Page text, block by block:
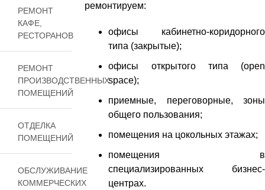
ремонтируем:
офисы кабинетно-коридорного
типа (закрытые);
офисы открытого типа (open
space);
приемные, переговорные, зоны
общего пользования;
помещения на цокольных этажах;
помещения в
специализированных бизнес-
центрах.
РЕМОНТ
КАФЕ,
РЕСТОРАНОВ
РЕМОНТ
ПРОИЗВОДСТВЕННЫХ
ПОМЕЩЕНИЙ
ОТДЕЛКА
ПОМЕЩЕНИЙ
ОБСЛУЖИВАНИЕ
КОММЕРЧЕСКИХ